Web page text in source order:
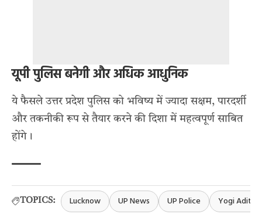
यूपी पुलिस बनेगी और अधिक आधुनिक
ये फैसले उत्तर प्रदेश पुलिस को भविष्य में ज्यादा सक्षम, पारदर्शी
और तकनीकी रूप से तैयार करने की दिशा में महत्वपूर्ण साबित
होंगे।
TOPICS: Lucknow UP News UP Police Yogi